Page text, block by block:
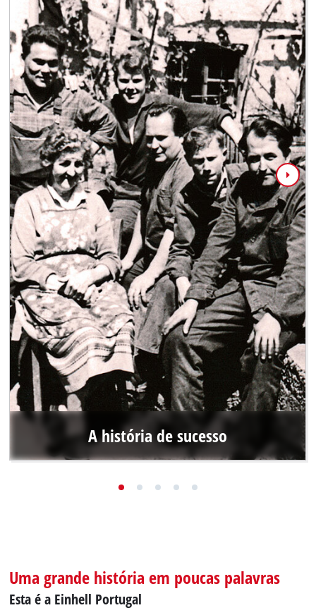
A história de sucesso
Quando Hans Einhell pediu ao seu sobrinho Josef
empresário não fazia ideia da história de sucesso que
Uma grande história em poucas palavras
Esta é a Einhell Portugal